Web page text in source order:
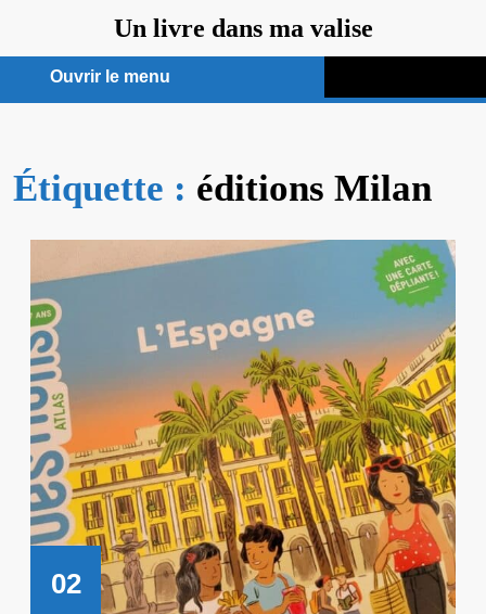
contenu
Un livre dans ma valise
Ouvrir le menu
menu
Étiquette : éditions Milan
02